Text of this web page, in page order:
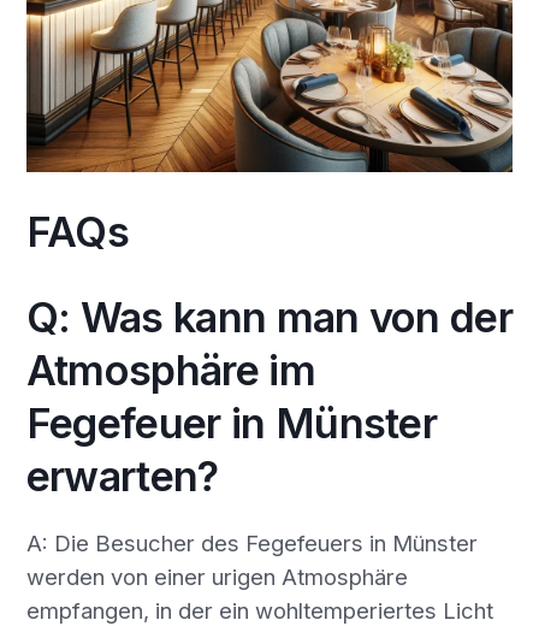
FAQs
Q: Was kann man von der
Atmosphäre im
Fegefeuer in Münster
erwarten?
A: Die Besucher des Fegefeuers in Münster
werden von einer urigen Atmosphäre
empfangen, in der ein wohltemperiertes Licht